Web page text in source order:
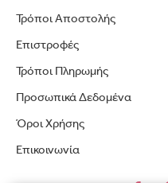
Τρόποι Αποστολής
Επιστροφές
Τρόποι Πληρωμής
Προσωπικά Δεδομένα
Όροι Χρήσης
Επικοινωνία